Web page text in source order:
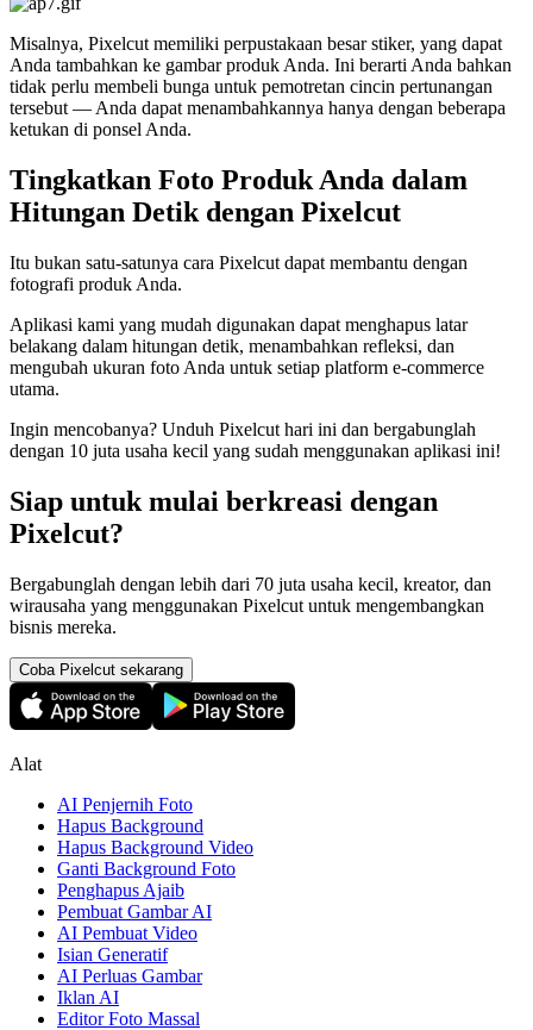
Misalnya, Pixelcut memiliki perpustakaan besar stiker, yang dapat
Anda tambahkan ke gambar produk Anda. Ini berarti Anda bahkan
tidak perlu membeli bunga untuk pemotretan cincin pertunangan
tersebut — Anda dapat menambahkannya hanya dengan beberapa
ketukan di ponsel Anda.
Tingkatkan Foto Produk Anda dalam
Hitungan Detik dengan Pixelcut
Itu bukan satu-satunya cara Pixelcut dapat membantu dengan
fotografi produk Anda.
Aplikasi kami yang mudah digunakan dapat menghapus latar
belakang dalam hitungan detik, menambahkan refleksi, dan
mengubah ukuran foto Anda untuk setiap platform e-commerce
utama.
Ingin mencobanya? Unduh Pixelcut hari ini dan bergabunglah
dengan 10 juta usaha kecil yang sudah menggunakan aplikasi ini!
Siap untuk mulai berkreasi dengan
Pixelcut?
Bergabunglah dengan lebih dari 70 juta usaha kecil, kreator, dan
wirausaha yang menggunakan Pixelcut untuk mengembangkan
bisnis mereka.
Coba Pixelcut sekarang
Alat
AI Penjernih Foto
Hapus Background
Hapus Background Video
Ganti Background Foto
Penghapus Ajaib
Pembuat Gambar AI
AI Pembuat Video
Isian Generatif
AI Perluas Gambar
Iklan AI
Editor Foto Massal